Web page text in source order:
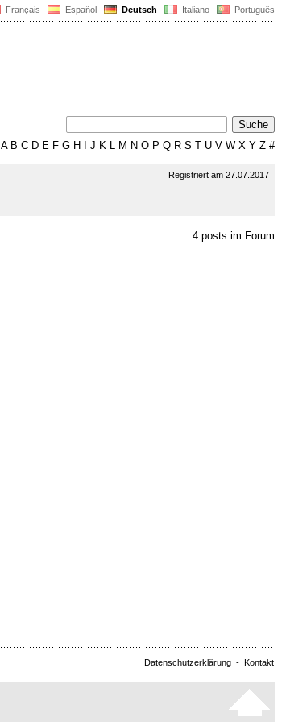
Français Español Deutsch Italiano Português
AB C D E F G H J K L M N O P Q R S T U V W X Y Z #
Registriert am 27.07.2017
4 posts im Forum
Datenschutzerklärung - Kontakt